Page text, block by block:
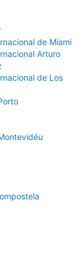
de Miami
Arturo
de Los